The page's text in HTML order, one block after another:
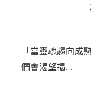
「當靈魂趨向成
們會渴望揭…